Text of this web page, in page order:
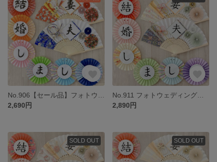
2,690円
2,890円
SOLD OUT SOLD OUT